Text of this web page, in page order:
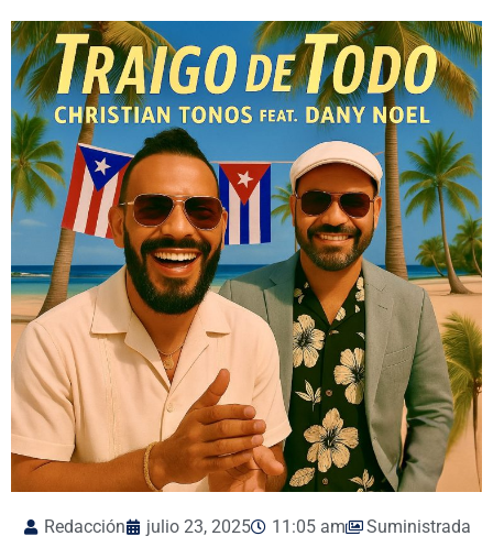
Redacción julio 23, 2025 11:05 am Suministrada